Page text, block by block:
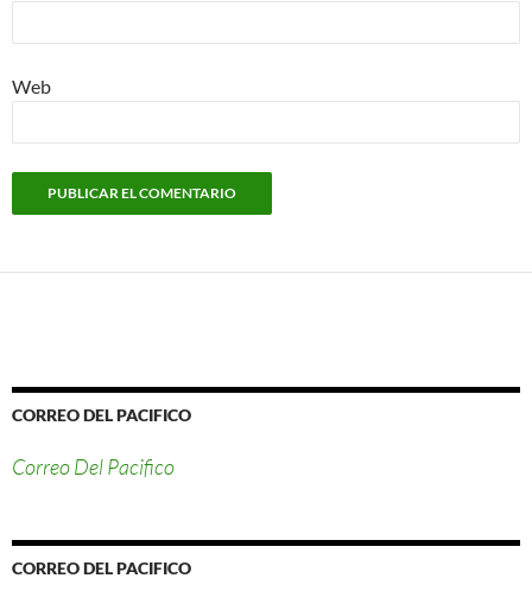
Web
CORREO DEL PACIFICO
Correo Del Pacifico
CORREO DEL PACIFICO